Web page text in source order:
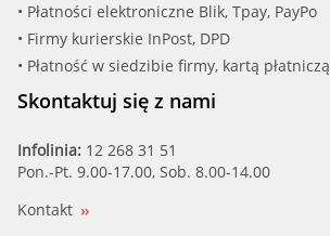
• Płatności elektroniczne Blik, Tpay, PayPo
• Firmy kurierskie InPost, DPD
• Płatność w siedzibie firmy, kartą płatniczą
Skontaktuj się z nami
Infolinia: 12 268 31 51
Pon.-Pt. 9.00-17.00, Sob. 8.00-14.00
Kontakt